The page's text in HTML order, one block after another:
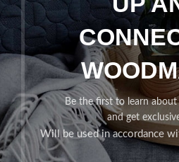
Be the first to learn
and get
Will be used in accordance